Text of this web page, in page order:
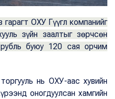
ОХУ Гүүгл компанийг
зүйн заалтыг зөрчсөн
буюу 120 сая орчим
нь ОХУ-аас хувийн
оногдуулсан хамгийн